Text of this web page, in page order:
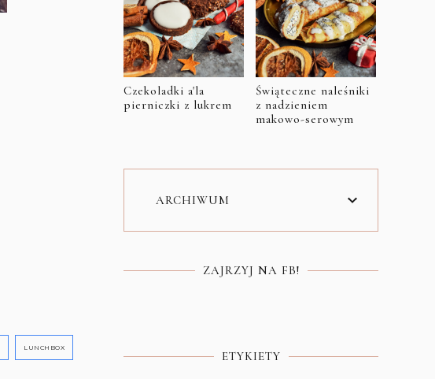
LUNCHBOX
Czekoladki a'la
pierniczki z lukrem
Świąteczne naleśniki
z nadzieniem
makowo-serowym
ARCHIWUM
ZAJRZYJ NA FB!
ETYKIETY